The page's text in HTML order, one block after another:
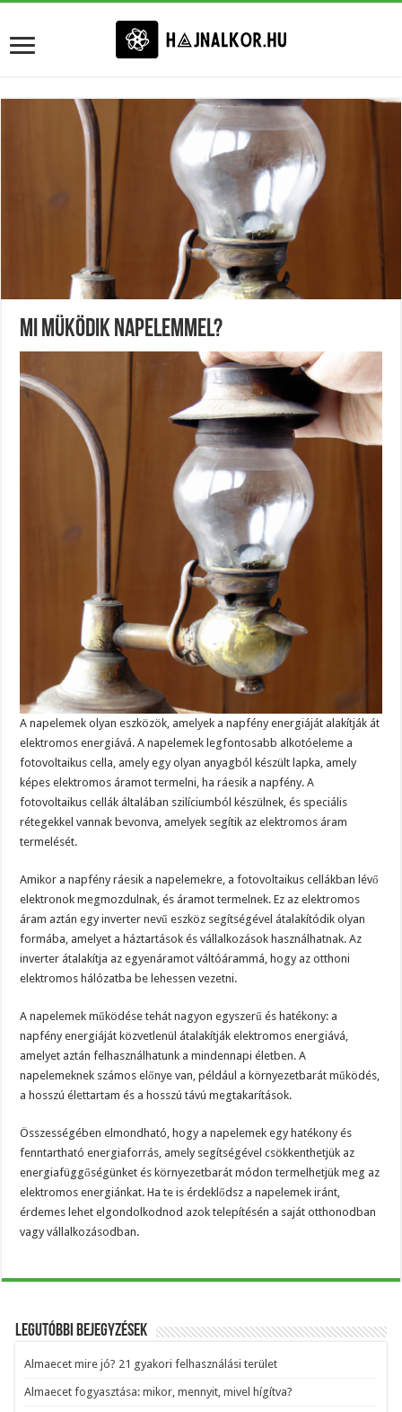
Mi Müködik Napelemmel?
A napelemek olyan eszközök, amelyek a napfény energiáját alakítják át
elektromos energiává. A napelemek legfontosabb alkotóeleme a
fotovoltaikus cella, amely egy olyan anyagból készült lapka, amely
képes elektromos áramot termelni, ha ráesik a napfény. A
fotovoltaikus cellák általában szilíciumból készülnek, és speciális
rétegekkel vannak bevonva, amelyek segítik az elektromos áram
termelését.
Amikor a napfény ráesik a napelemekre, a fotovoltaikus cellákban lévő
elektronok megmozdulnak, és áramot termelnek. Ez az elektromos
áram aztán egy inverter nevű eszköz segítségével átalakítódik olyan
formába, amelyet a háztartások és vállalkozások használhatnak. Az
inverter átalakítja az egyenáramot váltóárammá, hogy az otthoni
elektromos hálózatba be lehessen vezetni.
A napelemek működése tehát nagyon egyszerű és hatékony: a
napfény energiáját közvetlenül átalakítják elektromos energiává,
amelyet aztán felhasználhatunk a mindennapi életben. A
napelemeknek számos előnye van, például a környezetbarát működés,
a hosszú élettartam és a hosszú távú megtakarítások.
Összességében elmondható, hogy a napelemek egy hatékony és
fenntartható energiaforrás, amely segítségével csökkenthetjük az
energiafüggőségünket és környezetbarát módon termelhetjük meg az
elektromos energiánkat. Ha te is érdeklődsz a napelemek iránt,
érdemes lehet elgondolkodnod azok telepítésén a saját otthonodban
vagy vállalkozásodban.
Legutóbbi bejegyzések
Almaecet mire jó? 21 gyakori felhasználási terület
Almaecet fogyasztása: mikor, mennyit, mivel hígítva?